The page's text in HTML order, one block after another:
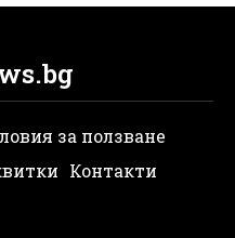
за ползване
Контакти